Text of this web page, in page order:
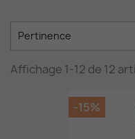
Pertinence
Affichage 1-12 de 12
-15%